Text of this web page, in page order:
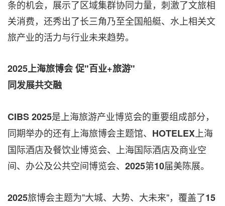
条的机会，展示了区域集群协同力量，刺激了文旅相
关消费，还秀出了长三角乃至全国船艇、水上相关文
旅产业的活力与行业未来趋势。
2025上海旅博会促"百业+旅游"
同发展共交融
CIBS 2025是上海旅游产业博览会的重要组成部分，
同期举办的还有上海旅博会主题馆、 HOTELEX 上海
国际酒店及餐饮业博览会、上海国际酒店及商业空
间、办公及公共空间博览会、 2025第10届美陈展。
2025旅博会主题为"大城、大势、大未来"，覆盖了15